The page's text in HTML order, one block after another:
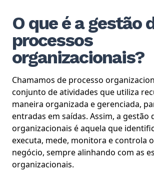
O que é a gestão
processos
organizacionais?
Chamamos de processo
conjunto de atividades que utiliza
maneira organizada e gerenciada,
entradas em saídas. Assim, a gestão
organizacionais é aquela que
executa, mede, monitora e controla
negócio, sempre alinhando com as
organizacionais.